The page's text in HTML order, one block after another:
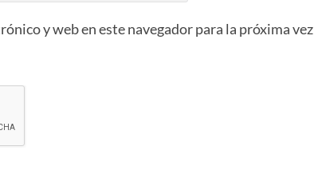
y web en este navegador para la próxima vez